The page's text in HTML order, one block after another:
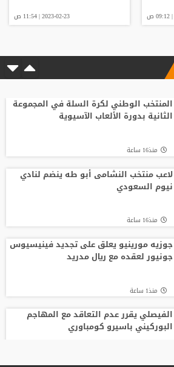
2023-02-23 | 11:54 ص
المنتخب الوطني لكرة السلة في المجموعة
الثانية بدورة الألعاب الآسيوية
منذ16 ساعة
لاعب منتخب النشامى أبو طه ينضم لنادي
نيوم السعودي
منذ16 ساعة
جوزيه مورينيو يعلق على تجديد فينيسيوس
جونيور لعقده مع ريال مدريد
منذ1 ساعة
الفيصلي يقرر عدم التعاقد مع المهاجم
البوركيني باسيرو كومباوري